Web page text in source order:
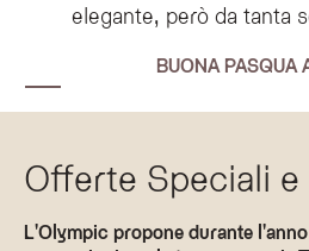
elegante, però da tanta
BUONA PASQUA
Offerte Speciali
L'Olympic propone durante